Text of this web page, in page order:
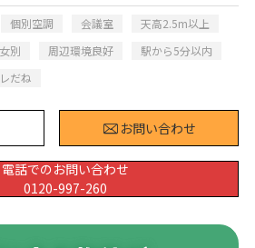
個別空調 会議室
天高2.5m以上
別 周辺環境良好
駅から5分以内
だね
お問い合わせ
電話でのお問い合わせ
0120-997-260